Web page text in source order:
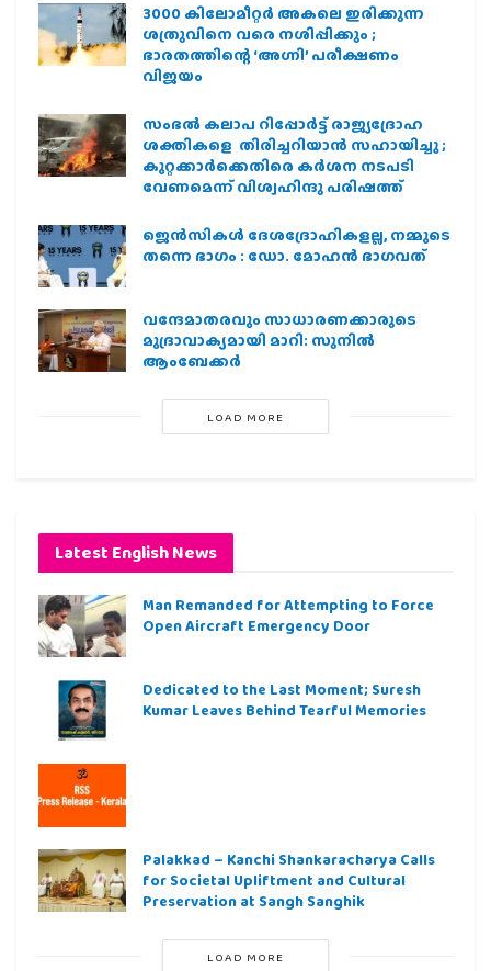
3000 കിലോമീറ്റർ അകലെ ഇരിക്കുന്ന
ശത്രുവിനെ വരെ നശിപ്പിക്കും ;
ഭാരതത്തിന്റെ ‘അഗ്നി’ പരീക്ഷണം
വിജയം
സംഭൽ കലാപ റിപ്പോർട്ട് രാജ്യദ്രോഹ
ശക്തികളെ തിരിച്ചറിയാൻ സഹായിച്ചു ;
കുറ്റക്കാർക്കെതിരെ കർശന നടപടി
വേണമെന്ന് വിശ്വഹിന്ദു പരിഷത്ത്
ജെന്‍സികള്‍ ദേശദ്രോഹികളല്ല, നമ്മുടെ
തന്നെ ഭാഗം : ഡോ. മോഹന്‍ ഭാഗവത്
വന്ദേമാതരവും സാധാരണക്കാരുടെ
മുദ്രാവാക്യമായി മാറി: സുനിൽ
ആംബേക്കർ
LOAD MORE
Latest English News
Man Remanded for Attempting to Force
Open Aircraft Emergency Door
Dedicated to the Last Moment; Suresh
Kumar Leaves Behind Tearful Memories
Palakkad – Kanchi Shankaracharya Calls
for Societal Upliftment and Cultural
Preservation at Sangh Sanghik
LOAD MORE